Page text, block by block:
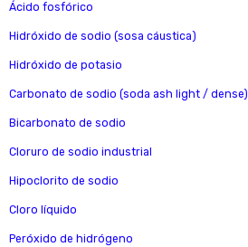
Ácido fosfórico
Hidróxido de sodio (sosa cáustica)
Hidróxido de potasio
Carbonato de sodio (soda ash light / dense)
Bicarbonato de sodio
Cloruro de sodio industrial
Hipoclorito de sodio
Cloro líquido
Peróxido de hidrógeno